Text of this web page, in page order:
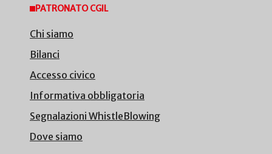
PATRONATO CGIL
Chi siamo
Bilanci
Accesso civico
Informativa obbligatoria
Segnalazioni WhistleBlowing
Dove siamo